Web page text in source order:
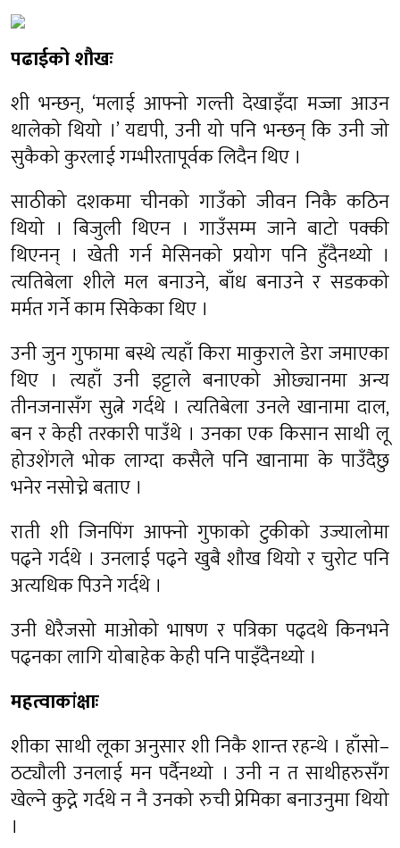
पढाईको शौखः
शी भन्छन्, ‘मलाई आफ्नो गल्ती देखाइँदा मज्जा आउन
थालेको थियो ।’ यद्यपी, उनी यो पनि भन्छन् कि उनी जो
सुकैको कुरलाई गम्भीरतापूर्वक लिदैन थिए ।
साठीको दशकमा चीनको गाउँको जीवन निकै कठिन
थियो । बिजुली थिएन । गाउँसम्म जाने बाटो पक्की
थिएनन् । खेती गर्न मेसिनको प्रयोग पनि हुँदैनथ्यो ।
त्यतिबेला शीले मल बनाउने, बाँध बनाउने र सडकको
मर्मत गर्ने काम सिकेका थिए ।
उनी जुन गुफामा बस्थे त्यहाँ किरा माकुराले डेरा जमाएका
थिए । त्यहाँ उनी इट्टाले बनाएको ओछ्यानमा अन्य
तीनजनासँग सुत्ने गर्दथे । त्यतिबेला उनले खानामा दाल,
बन र केही तरकारी पाउँथे । उनका एक किसान साथी लू
होउशेंगले भोक लाग्दा कसैले पनि खानामा के पाउँदैछु
भनेर नसोच्ने बताए ।
राती शी जिनपिंग आफ्नो गुफाको टुकीको उज्यालोमा
पढ्ने गर्दथे । उनलाई पढ्ने खुबै शौख थियो र चुरोट पनि
अत्यधिक पिउने गर्दथे ।
उनी धेरैजसो माओको भाषण र पत्रिका पढ्दथे किनभने
पढ्नका लागि योबाहेक केही पनि पाइँदैनथ्यो ।
महत्वाकांक्षाः
शीका साथी लूका अनुसार शी निकै शान्त रहन्थे । हाँसो–
ठट्यौली उनलाई मन पर्दैनथ्यो । उनी न त साथीहरुसँग
खेल्ने कुद्ने गर्दथे न नै उनको रुची प्रेमिका बनाउनुमा थियो
।